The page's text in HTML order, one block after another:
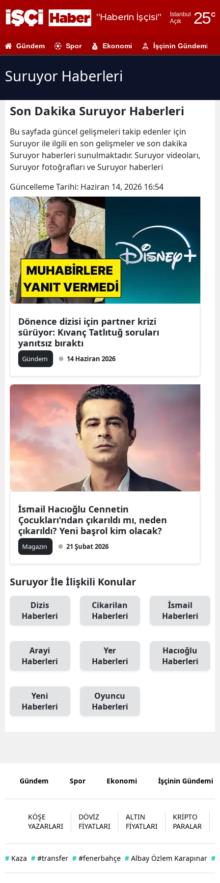
"Haberin İşçisi"
İstanbul
Açık
25°
Adıyaman
Amasya
Ankara
Antalya
Bilecik
Bingöl
Çankırı
Edirne
Elazığ
Erzincan
Gümüşhane
Hakkari
Isparta
Kayseri
Kırklareli
Kırşehir
Konya
Gündem Spor Ekonomi İşçinin Gündemi
Suruyor Haberleri
Son Dakika Suruyor Haberleri
Bu sayfada güncel gelişmeleri takip edenler için
Suruyor ile ilgili en son gelişmeler ve son dakika
Suruyor haberleri sunulmaktadır. Suruyor videoları,
Suruyor fotoğrafları ve Suruyor haberleri
Güncelleme Tarihi: Haziran 14, 2026 16:54
Dönence dizisi için partner krizi
sürüyor: Kıvanç Tatlıtuğ soruları
yanıtsız bıraktı
Gündem 14 Haziran 2026
İsmail Hacıoğlu Cennetin
Çocukları'ndan çıkarıldı mı, neden
çıkarıldı? Yeni başrol kim olacak?
Magazin 21 Şubat 2026
Suruyor İle İlişkili Konular
Dizis
Haberleri
Cikarilan
Haberleri
İsmail
Haberleri
Arayi
Haberleri
Yer
Haberleri
Hacıoğlu
Haberleri
Yeni
Haberleri
Oyuncu
Haberleri
Gündem Spor Ekonomi İşçinin Gündemi
KÖŞE
YAZARLARI
DÖVİZ
FİYATLARI
ALTIN
FİYATLARI
KRİPTO
PARALAR
# Kaza # #transfer # #fenerbahçe # Albay Özlem Karapınar #